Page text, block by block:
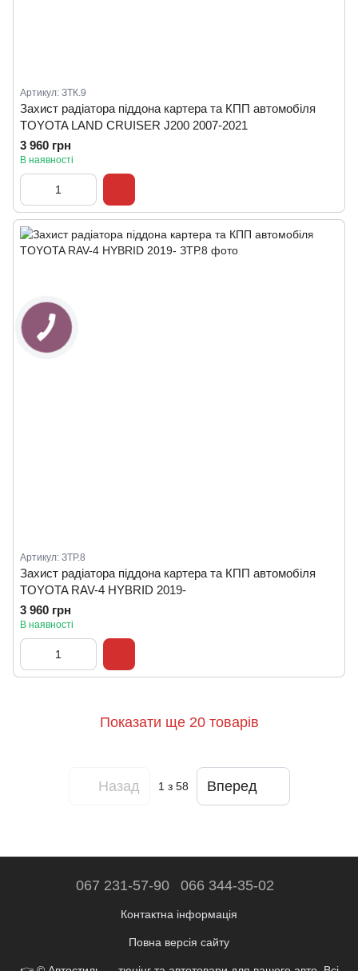
Артикул: ЗТК.9
Захист радіатора піддона картера та КПП автомобіля
TOYOTA LAND CRUISER J200 2007-2021
3 960 грн
В наявності
Артикул: ЗТР.8
Захист радіатора піддона картера та КПП автомобіля
TOYOTA RAV-4 HYBRID 2019-
3 960 грн
В наявності
Показати ще 20 товарів
Назад 1 з 58 Вперед
067 231-57-90 066 344-35-02
Контактна інформація
Повна версія сайту